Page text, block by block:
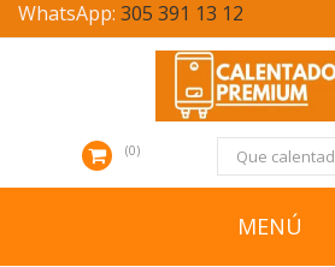
WhatsApp: 305 391 13 12
0
MENÚ